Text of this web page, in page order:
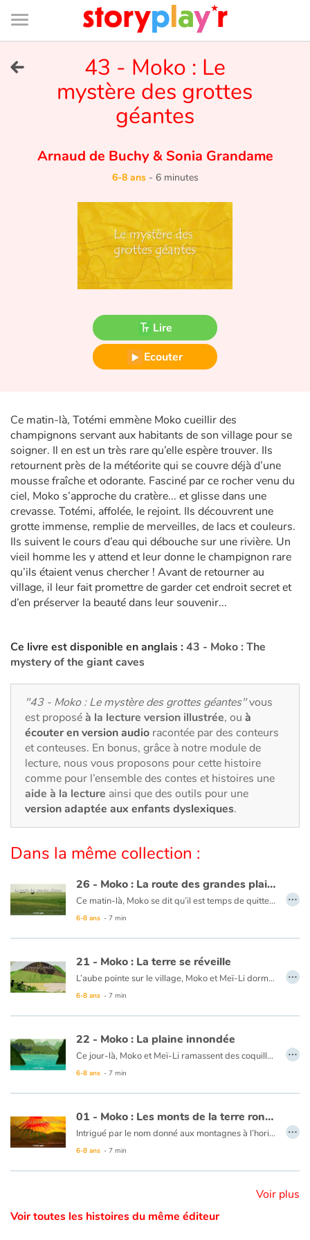
Connexion
Bibliothèque
de
page
Je me connecte
Contes d'ici et d'ailleurs
Fable, mythe, littérature et poésie
Princesses et princes, rois, reines et dragons
Héroïnes et héros
Écologie, nature, saisons
Les animaux
Voyage, épopée, enquête, aventure
Autour du monde
Apprentissage
Documentaires
Quotidien et loisirs
À l'école
Fêtes et évènements
Amour et amitié
Sujets de société
Émotions et sentiments
Catalogue anglais
Contraste +
Aide
Accueil
Famille
43 - Moko : Le
mystère des grottes
géantes
Arnaud de Buchy&Sonia Grandame
6-8 ans- 6 minutes
Lire
Ecouter
Ce matin-là, Totémi emmène Moko cueillir des
champignons servant aux habitants de son village pour se
soigner. Il en est un très rare qu’elle espère trouver. Ils
retournent près de la météorite qui se couvre déjà d’une
mousse fraîche et odorante. Fasciné par ce rocher venu du
ciel, Moko s’approche du cratère... et glisse dans une
crevasse. Totémi, affolée, le rejoint. Ils découvrent une
grotte immense, remplie de merveilles, de lacs et couleurs.
Ils suivent le cours d’eau qui débouche sur une rivière. Un
vieil homme les y attend et leur donne le champignon rare
qu’ils étaient venus chercher ! Avant de retourner au
village, il leur fait promettre de garder cet endroit secret et
d’en préserver la beauté dans leur souvenir...
Ce livre est disponible en anglais : 43 - Moko : The
mystery of the giant caves
"43 - Moko : Le mystère des grottes géantes"vous
est proposéà la lecture version illustrée, ou à
écouter en version audio racontée par des conteurs
et conteuses. En bonus, grâce à notre module de
lecture, nous vous proposons pour cette histoire
comme pour l’ensemble des contes et histoires une
aide à la lecture ainsi que des outils pour une
version adaptée aux enfants dyslexiques.
Dans la même collection :
26 - Moko : La route des grandes plaines
Ce matin-là, Moko se dit qu’il est temps de quitter le pays de Meï-Li, il prépare sa pirogue. Un homme vient lui expliquer qu’il doit prendre la route des grandes plaines pour continuer son voyage. Moko rentre au village dire adieu à Meï-Li. Moko se met en chemin et un matin, il atteint cette fameuse route où l’horizon est infini. Le vent se lève et une bourrasque fait tomber Moko. En voyant sa pierre par terre, Moko pense à Meï-Li et se dit qu’il doit continuer pour ceux qu’il laisse. Il avance, serrant contre lui la pierre précieuse. Le cœur de Moko reprend espoir car il sait qu’un jour, son voyage prendra fin en le ramenant à ceux qu’ils aiment.
Ce livre est disponible en anglais :26 - Moko : The route of the great plains
6-8 ans - 7 min
…
21 - Moko : La terre se réveille
L’aube pointe sur le village, Moko et Meï-Li dorment profondément. Tout d’un coup, un bruit les réveille. Ils décident d’aller voir ce qui se passe et se cachent derrière un rocher. Ils rencontrent un pêcheur qui n’est nullement inquiet et embarque. Meï-Li tremble de peur, Moko lui demande donc de chanter pour que la terre arrête de trembler. Elle chante et peu de temps après le calme revient. Moko et Meï-Li retournent donc au village, persuadés que la terre dort tellement que quelquefois elle se réveille pour entendre chanter ceux qui marchent sur son dos.
Ce livre est disponible en anglais :21 - Moko : The earth wakes up
6-8 ans - 7 min
…
22 - Moko : La plaine innondée
Ce jour-là, Moko et Meï-Li ramassent des coquillages entre les rochers des plages de sable blanc pour décorer les maisons du village. Moko demande à Meï-Li s’ils ne peuvent pas aller sur d’autres plages pour trouver de beaux coquillages. Meï-Li apprécie l’idée et va demander à un pêcheur qui accepte de les emmener sur sa jonque. Au détour d’un village, Moko voit une grande plaine immense comme un lac. Il est persuadé que c’est la grande vague qui est venue déverser son eau sur les champs pour que le riz pousse. C’est alors que Meï-li ramasse un magnifique coquillage, Moko pense que c’est la mer qui offre un présent. Moko et Meï-Li sont heureux d’avoir vu tous ces beaux paysages et de revenir avec un superbe cadeau. Ils se disent que la mer connaît sans doute un chemin sous la terre, afin d’y envoyer parfois ses vagues pour abreuver les cultures, les rivières et les champs.
Ce livre est disponible en anglais :22 - Moko : The inundated plain
6-8 ans - 7 min
…
01 - Moko : Les monts de la terre ronde
Intrigué par le nom donné aux montagnes à l’horizon, « les monts de la Terre ronde », Moko se met en marche pour savoir si la Terre est bien ronde. Un vieux lui dit qu’en effet, en marchant droit devant lui, il pourrait bien faire le tour de la Terre et revenir à son point de départ. Moko suit ses conseils… et fait le tour de la Terre en revenant à son village sans avoir rebroussé chemin. Mais n’ayant pas eu la sensation de tourner autour d’une boule, il continue de penser que la Terre est plate.
Ce livre est disponible en anglais :01 - Moko : Hills of the round earth
6-8 ans - 7 min
…
Voir plus
Voir toutes les histoires du même éditeur